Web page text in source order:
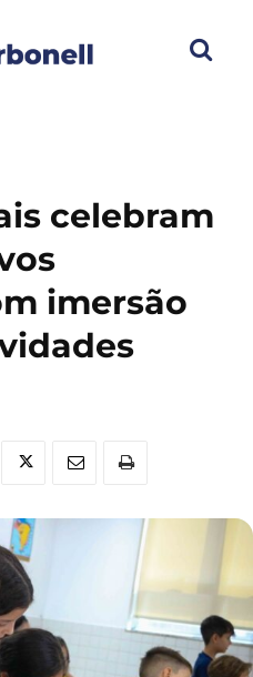
celebram
imersão